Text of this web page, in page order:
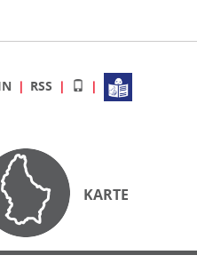
RSS
KARTE